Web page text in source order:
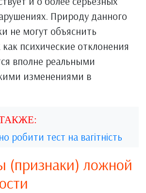
Природу данного
не могут объяснить
как психические отклонения
вполне реальными
изменениями в
робити тест на вагітність
(признаки) ложной